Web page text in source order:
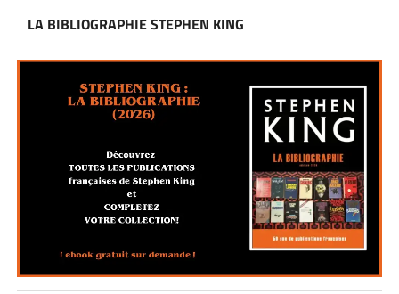
LA BIBLIOGRAPHIE STEPHEN KING